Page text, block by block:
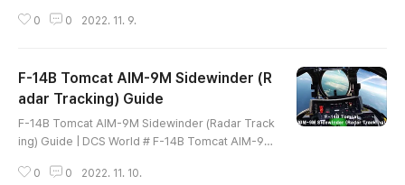
er ARM : ON Hud Display Mode : A/A (check) S
setting Missile Launch : Space Bar # Mission Fil
e # DCS World Mission Folder (파일 복사 위치) - 아
0 0 2022. 11. 9.
F-14B Tomcat AIM-9M Sidewinder (R
adar Tracking) Guide
F-14B Tomcat AIM-9M Sidewinder (Radar Track
ing) Guide | DCS World # F-14B Tomcat AIM-9 S
RM : ON Hud Display Mode : A/A (check) SW Co
0 0 2022. 11. 10.